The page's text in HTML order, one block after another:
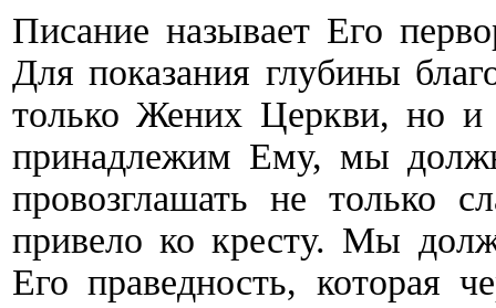
Писание называет Его
Для показания глубины
только Жених Церкви, но
принадлежим Ему, мы
провозглашать не только
привело ко кресту. Мы
Его праведность, которая